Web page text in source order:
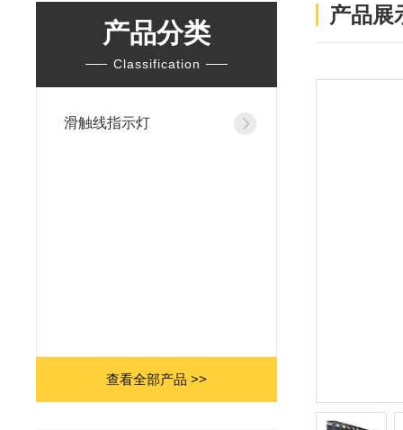
产品分类
Classification
滑触线指示灯
查看全部产品 >>
产品展